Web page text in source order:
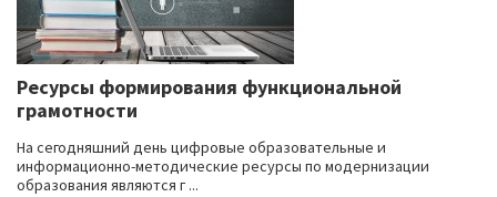
Ресурсы формирования функциональной
грамотности
На сегодняшний день цифровые образовательные и
информационно-методические ресурсы по модернизации
образования являются г ...